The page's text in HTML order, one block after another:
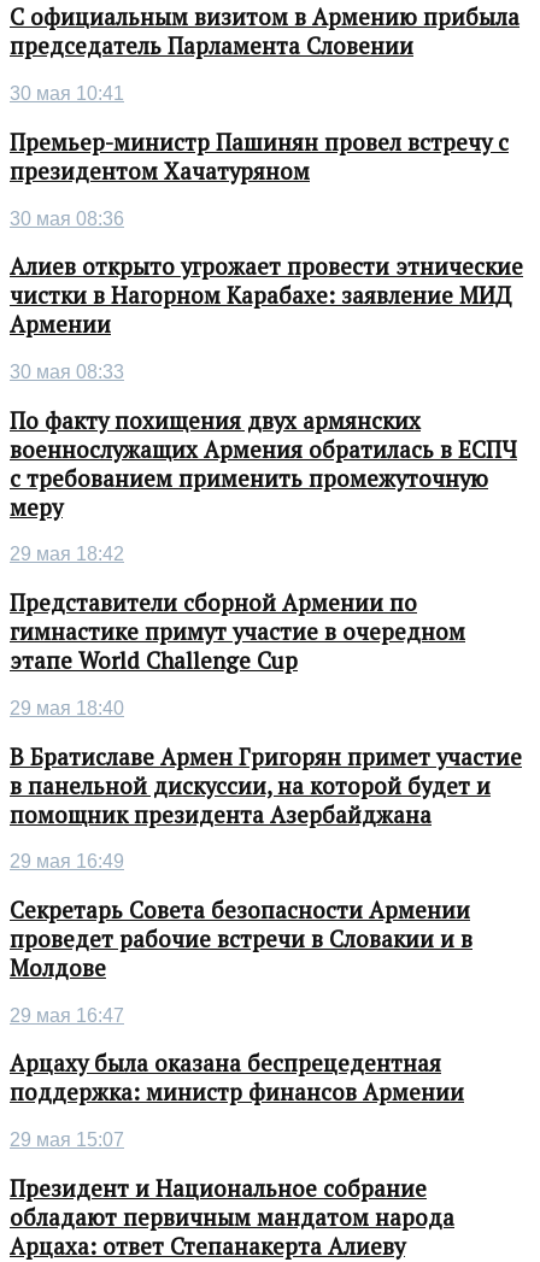
С официальным визитом в Армению прибыла
председатель Парламента Словении
30 мая 10:41
Премьер-министр Пашинян провел встречу с
президентом Хачатуряном
30 мая 08:36
Алиев открыто угрожает провести этнические
чистки в Нагорном Карабахе: заявление МИД
Армении
30 мая 08:33
По факту похищения двух армянских
военнослужащих Армения обратилась в ЕСПЧ
с требованием применить промежуточную
меру
29 мая 18:42
Представители сборной Армении по
гимнастике примут участие в очередном
этапе World Challenge Cup
29 мая 18:40
В Братиславе Армен Григорян примет участие
в панельной дискуссии, на которой будет и
помощник президента Азербайджана
29 мая 16:49
Секретарь Совета безопасности Армении
проведет рабочие встречи в Словакии и в
Молдове
29 мая 16:47
Арцаху была оказана беспрецедентная
поддержка: министр финансов Армении
29 мая 15:07
Президент и Национальное собрание
обладают первичным мандатом народа
Арцаха: ответ Степанакерта Алиеву